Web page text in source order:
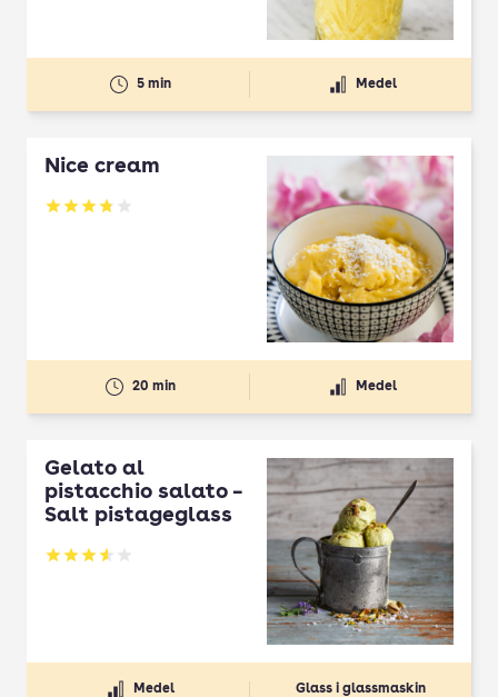
5 min Medel
Nice cream
Betyg: 3.77 av 5
20 min Medel
Gelato al
pistacchio salato –
Salt pistageglass
Betyg: 3.6 av 5
Medel Glass i glassmaskin